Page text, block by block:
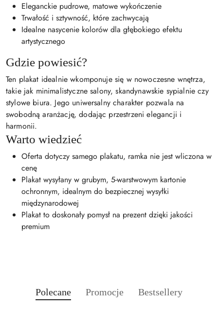
Eleganckie pudrowe, matowe wykończenie
Trwałość i sztywność, które zachwycają
Idealne nasycenie kolorów dla głębokiego efektu
artystycznego
Gdzie powiesić?
Ten plakat idealnie wkomponuje się w nowoczesne wnętrza,
takie jak minimalistyczne salony, skandynawskie sypialnie czy
stylowe biura. Jego uniwersalny charakter pozwala na
swobodną aranżację, dodając przestrzeni elegancji i
harmonii.
Warto wiedzieć
Oferta dotyczy samego plakatu, ramka nie jest wliczona w
cenę
Plakat wysyłany w grubym, 5-warstwowym kartonie
ochronnym, idealnym do bezpiecznej wysyłki
międzynarodowej
Plakat to doskonały pomysł na prezent dzięki jakości
premium
Pomiń karuzelę produktów
Produkty
Polecane
Produkty
Promocje
Produkty
Bestsellery